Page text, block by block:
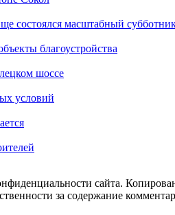
состоялся масштабный
благоустройства
шоссе
условий
сайта.
за содержание